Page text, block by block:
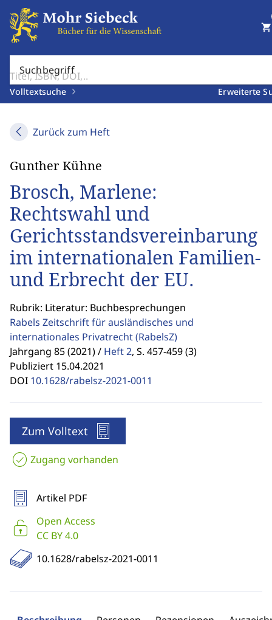
Suchbegriff
Volltextsuche Erweiterte
shopping_cart
Zurück zum Heft
Gunther Kühne
Brosch, Marlene:
Rechtswahl und
Gerichtsstandsvereinbarung
im internationalen Familien-
und Erbrecht der EU.
Rubrik: Literatur: Buchbesprechungen
Rabels Zeitschrift für ausländisches und
internationales Privatrecht(RabelsZ)
Jahrgang 85 (2021) / Heft 2, S. 457-459 (3)
Publiziert 15.04.2021
DOI 10.1628/rabelsz-2021-0011
Zum Volltext
Zugang vorhanden
Artikel PDF
Open Access
CC BY 4.0
10.1628/rabelsz-2021-0011